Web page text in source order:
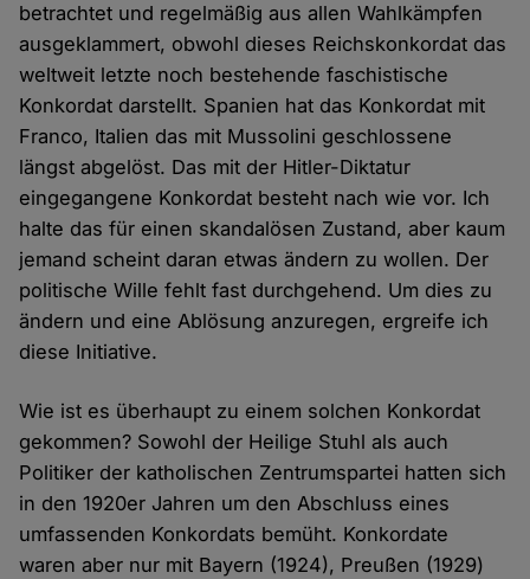
betrachtet und regelmäßig aus allen Wahlkämpfen
ausgeklammert, obwohl dieses Reichskonkordat das
weltweit letzte noch bestehende faschistische
Konkordat darstellt. Spanien hat das Konkordat mit
Franco, Italien das mit Mussolini geschlossene
längst abgelöst. Das mit der Hitler-Diktatur
eingegangene Konkordat besteht nach wie vor. Ich
halte das für einen skandalösen Zustand, aber kaum
jemand scheint daran etwas ändern zu wollen. Der
politische Wille fehlt fast durchgehend. Um dies zu
ändern und eine Ablösung anzuregen, ergreife ich
diese Initiative.
Wie ist es überhaupt zu einem solchen Konkordat
gekommen? Sowohl der Heilige Stuhl als auch
Politiker der katholischen Zentrumspartei hatten sich
in den 1920er Jahren um den Abschluss eines
umfassenden Konkordats bemüht. Konkordate
waren aber nur mit Bayern (1924), Preußen (1929)